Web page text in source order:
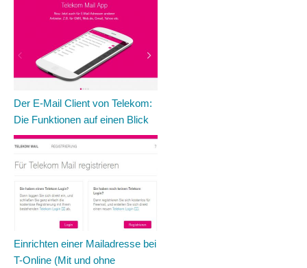
Der E-Mail Client von Telekom:
Die Funktionen auf einen Blick
Einrichten einer Mailadresse bei
T-Online (Mit und ohne